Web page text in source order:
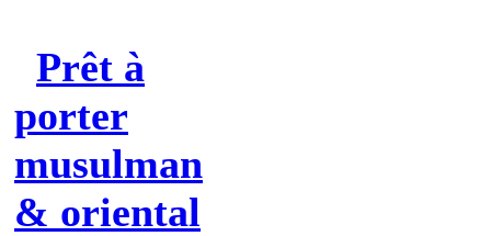
Prêt à
porter
musulman
& oriental